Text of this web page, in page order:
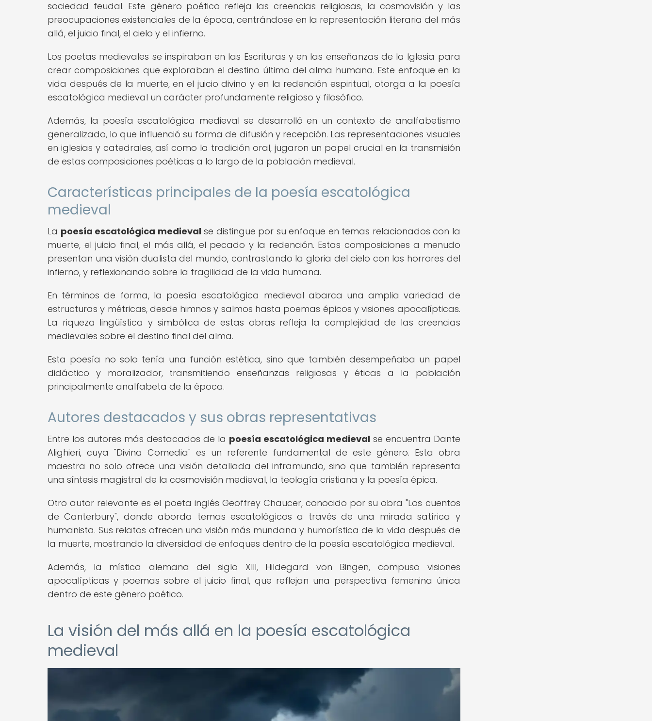
sociedad feudal. Este género poético refleja las creencias religiosas, la cosmovisión y las
preocupaciones existenciales de la época, centrándose en la representación literaria del más
allá, el juicio final, el cielo y el infierno.
Los poetas medievales se inspiraban en las Escrituras y en las enseñanzas de la Iglesia para
crear composiciones que exploraban el destino último del alma humana. Este enfoque en la
vida después de la muerte, en el juicio divino y en la redención espiritual, otorga a la poesía
escatológica medieval un carácter profundamente religioso y filosófico.
Además, la poesía escatológica medieval se desarrolló en un contexto de analfabetismo
generalizado, lo que influenció su forma de difusión y recepción. Las representaciones visuales
en iglesias y catedrales, así como la tradición oral, jugaron un papel crucial en la transmisión
de estas composiciones poéticas a lo largo de la población medieval.
Características principales de la poesía escatológica
medieval
La poesía escatológica medievalse distingue por su enfoque en temas relacionados con la
muerte, el juicio final, el más allá, el pecado y la redención. Estas composiciones a menudo
presentan una visión dualista del mundo, contrastando la gloria del cielo con los horrores del
infierno, y reflexionando sobre la fragilidad de la vida humana.
En términos de forma, la poesía escatológica medieval abarca una amplia variedad de
estructuras y métricas, desde himnos y salmos hasta poemas épicos y visiones apocalípticas.
La riqueza lingüística y simbólica de estas obras refleja la complejidad de las creencias
medievales sobre el destino final del alma.
Esta poesía no solo tenía una función estética, sino que también desempeñaba un papel
didáctico y moralizador, transmitiendo enseñanzas religiosas y éticas a la población
principalmente analfabeta de la época.
Autores destacados y sus obras representativas
Entre los autores más destacados de la poesía escatológica medievalse encuentra Dante
Alighieri, cuya "Divina Comedia" es un referente fundamental de este género. Esta obra
maestra no solo ofrece una visión detallada del inframundo, sino que también representa
una síntesis magistral de la cosmovisión medieval, la teología cristiana y la poesía épica.
Otro autor relevante es el poeta inglés Geoffrey Chaucer, conocido por su obra "Los cuentos
de Canterbury", donde aborda temas escatológicos a través de una mirada satírica y
humanista. Sus relatos ofrecen una visión más mundana y humorística de la vida después de
la muerte, mostrando la diversidad de enfoques dentro de la poesía escatológica medieval.
Además, la mística alemana del siglo XIII, Hildegard von Bingen, compuso visiones
apocalípticas y poemas sobre el juicio final, que reflejan una perspectiva femenina única
dentro de este género poético.
La visión del más allá en la poesía escatológica
medieval